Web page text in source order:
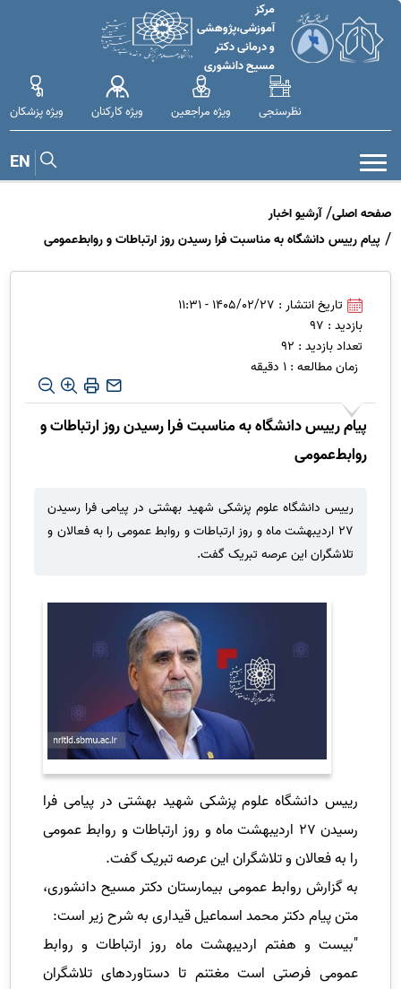
مرکز
آموزشی،پژوهشی
و درمانی دکتر
مسیح دانشوری
نظرسنجی ویژه مراجعین ویژه کارکنان ویژه پزشکان
EN
صفحه اصلی آرشیو اخبار
پیام رییس دانشگاه به مناسبت فرا رسیدن روز ارتباطات و روابط‌عمومی
تاریخ انتشار : 1405/02/27 - 11:31
بازدید : 97
تعداد بازدید : 92
زمان مطالعه : 1 دقیقه
پیام رییس دانشگاه به مناسبت فرا رسیدن روز ارتباطات و
روابط‌عمومی
رییس دانشگاه علوم پزشکی شهید بهشتی در پیامی فرا رسیدن
۲۷ اردیبهشت ماه و روز ارتباطات و روابط عمومی را به فعالان و
تلاشگران این عرصه تبریک گفت.
رییس دانشگاه علوم پزشکی شهید بهشتی در پیامی فرا
رسیدن ۲۷ اردیبهشت ماه و روز ارتباطات و روابط عمومی
را به فعالان و تلاشگران این عرصه تبریک گفت.
به گزارش روابط عمومی بیمارستان دکتر مسیح دانشوری،
متن پیام دکتر محمد اسماعیل قیداری به شرح زیر است:
"بیست و هفتم اردیبهشت ماه روز ارتباطات و روابط
عمومی فرصتی است مغتنم تا دستاوردهای تلاشگران